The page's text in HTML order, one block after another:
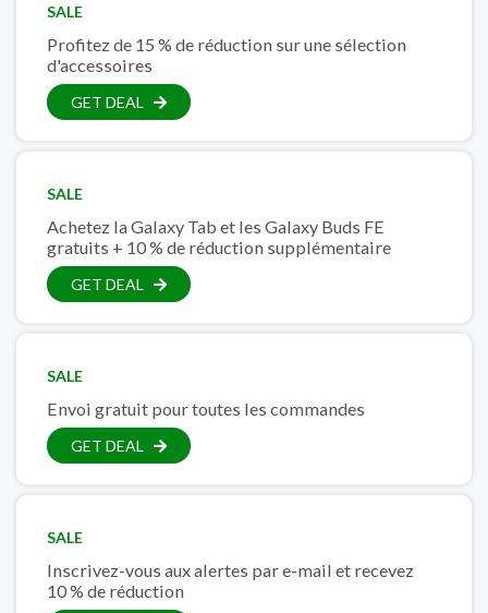
SALE
Profitez de 15 % de réduction sur une sélection
d'accessoires
GET DEAL
SALE
Achetez la Galaxy Tab et les Galaxy Buds FE
gratuits + 10 % de réduction supplémentaire
GET DEAL
SALE
Envoi gratuit pour toutes les commandes
GET DEAL
SALE
Inscrivez-vous aux alertes par e-mail et recevez
10 % de réduction